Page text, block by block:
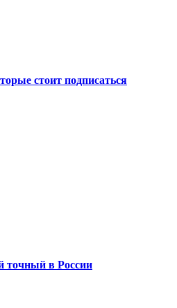
стоит подписаться
точный в России